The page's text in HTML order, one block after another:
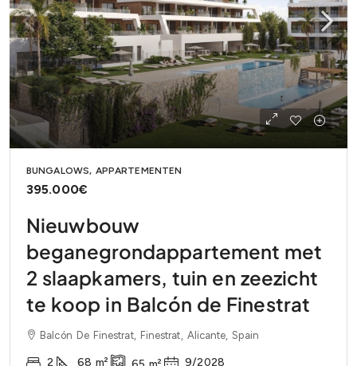
BUNGALOWS, APPARTEMENTEN
395.000€
Nieuwbouw
beganegrondappartement met
2 slaapkamers, tuin en zeezicht
te koop in Balcón de Finestrat
Balcón De Finestrat, Finestrat, Alicante, Spain
2 68 m² 9/2028